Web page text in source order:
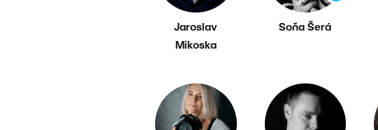
Jaroslav
Mikoska
Soňa Šerá